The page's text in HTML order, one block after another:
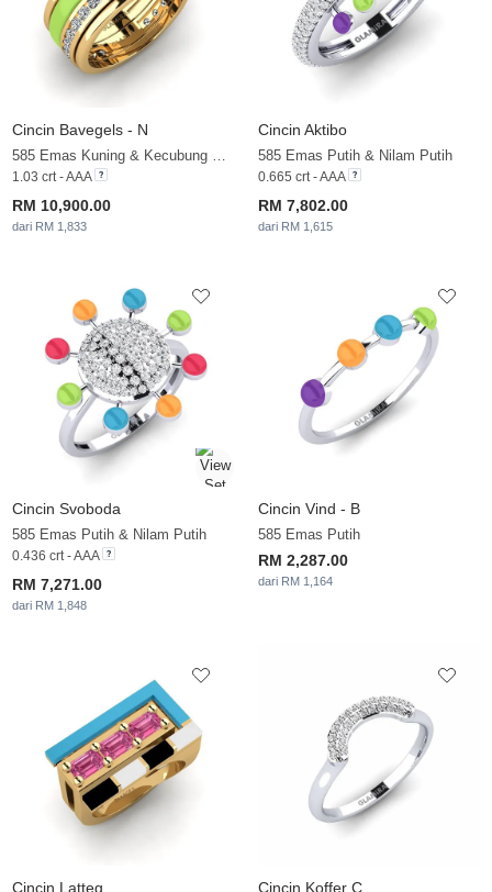
Cincin Bavegels - N
1.03 crt - AAA
RM 10,900.00
dari RM 1,833
Cincin Aktibo
585 Emas Putih & Nilam Putih
0.665 crt - AAA
RM 7,802.00
dari RM 1,615
Cincin Svoboda
585 Emas Putih & Nilam Putih
0.436 crt - AAA
RM 7,271.00
dari RM 1,848
Cincin Vind - B
585 Emas Putih
RM 2,287.00
dari RM 1,164
Cincin Latteg Cincin Koffer C